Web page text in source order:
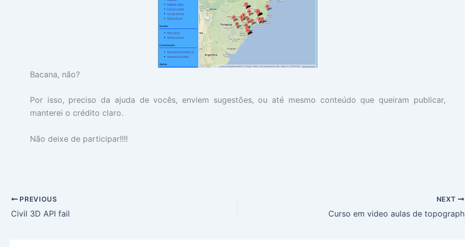
Bacana, não?
Por isso, preciso da ajuda de vocês, enviem sugestões, ou até mesmo conteúdo que queiram publicar,
manterei o crédito claro.
Não deixe de participar!!!!
PREVIOUS
Civil 3D API fail
NEXT
Curso em video aulas de topograph